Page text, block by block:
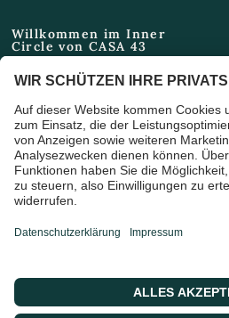
Willkommen im Inner
Circle von CASA 43
Email
Ich bin damit einverstanden,
Marketing-E-Mails und
Sonderangebote zu erhalten
© 2026 CASA 43 Concept,